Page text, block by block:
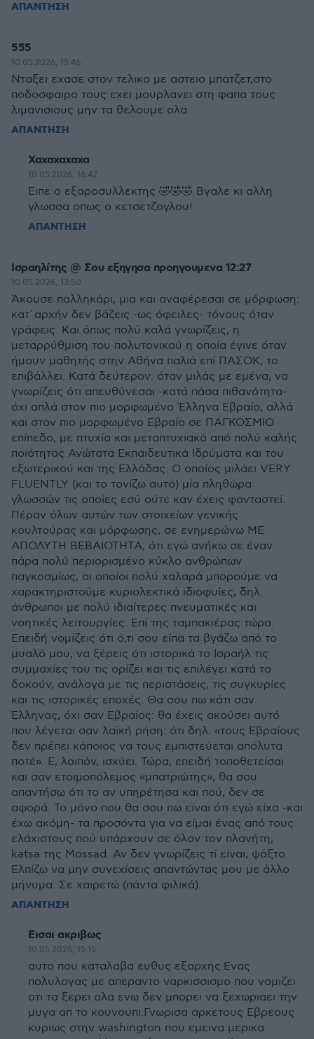
ΑΠΑΝΤΗΣΗ
555
10.05.2026, 15:46
Νταξει εχασε στον τελικο με αστειο μπατζετ,στο
ποδοσφαιρο τους εχει μουρλανει στη φαπα τους
λιμανισιους μην τα θελουμε ολα
ΑΠΑΝΤΗΣΗ
Χαχαχαχαχα
10.05.2026, 16:42
Ειπε ο εξαροσυλλεκτης 🤣🤣🤣 Βγαλε κι αλλη
γλωσσα οπως ο κετσετζογλου!
ΑΠΑΝΤΗΣΗ
Ισραηλίτης @ Σου εξηγησα προηγουμενα 12:27
10.05.2026, 13:50
Άκουσε παλληκάρι, μια και αναφέρεσαι σε μόρφωση:
κατ´αρχήν δεν βάζεις -ως όφειλες- τόνους όταν
γράφεις. Και όπως πολύ καλά γνωρίζεις, η
μεταρρύθμιση του πολυτονικού η οποία έγινε όταν
ήμουν μαθητής στην Αθήνα παλιά επί ΠΑΣΟΚ, το
επιβάλλει. Κατά δεύτερον: όταν μιλάς με εμένα, να
γνωρίζεις ότι απευθύνεσαι -κατά πάσα πιθανότητα-
όχι απλά στον πιο μορφωμένο Έλληνα Εβραίο, αλλά
και στον πιο μορφωμένο Εβραίο σε ΠΑΓΚΟΣΜΙΟ
επίπεδο, με πτυχία και μεταπτυχιακά από πολύ καλής
ποιότητας Ανώτατα Εκπαιδευτικά Ιδρύματα και του
εξωτερικού και της Ελλάδας. Ο οποίος μιλάει VERY
FLUENTLY (και το τονίζω αυτό) μία πληθώρα
γλωσσών τις οποίες εσύ ούτε καν έχεις φανταστεί.
Πέραν όλων αυτών των στοιχείων γενικής
κουλτούρας και μόρφωσης, σε ενημερώνω ΜΕ
ΑΠΟΛΥΤΗ ΒΕΒΑΙΟΤΗΤΑ, ότι εγώ ανήκω σε έναν
πάρα πολύ περιορισμένο κύκλο ανθρώπων
παγκοσμίως, οι οποίοι πολύ χαλαρά μπορούμε να
χαρακτηριστούμε κυριολεκτικά ιδιοφυΐες, δηλ.
άνθρωποι με πολύ ιδιαίτερες πνευματικές και
νοητικές λειτουργίες. Επί της ταμπακιέρας τώρα.
Επειδή νομίζεις ότι ό,τι σου είπα τα βγάζω από το
μυαλό μου, να ξέρεις ότι ιστορικά το Ισραήλ τις
συμμαχίες του τις ορίζει και τις επιλέγει κατά το
δοκούν, ανάλογα με τις περιστάσεις, τις συγκυρίες
και τις ιστορικές εποχές. Θα σου πω κάτι σαν
Έλληνας, όχι σαν Εβραίος: θα έχεις ακούσει αυτό
που λέγεται σαν λαϊκή ρήση: ότι δηλ. «τους Εβραίους
δεν πρέπει κάποιος να τους εμπιστεύεται απόλυτα
ποτέ». Ε, λοιπόν, ισχύει. Τώρα, επειδή τοποθετείσαι
και σαν ετοιμοπόλεμος «μπατριώτης», θα σου
απαντήσω ότι το αν υπηρέτησα και πού, δεν σε
αφορά. Το μόνο που θα σου πω είναι ότι εγώ είχα -και
έχω ακόμη- τα προσόντα για να είμαι ένας από τους
ελάχιστους πού υπάρχουν σε όλον τον πλανήτη,
katsa της Mossad. Αν δεν γνωρίζεις τί είναι, ψάξτο.
Ελπίζω να μην συνεχίσεις απαντώντας μου με άλλο
μήνυμα. Σε χαιρετώ (πάντα φιλικά).
ΑΠΑΝΤΗΣΗ
Εισαι ακριβως
10.05.2026, 15:15
αυτο που καταλαβα ευθυς εξαρχης.Ενας
πολυλογας με απεραντο ναρκισσισμο που νομιζει
οτι τα ξερει ολα ενω δεν μπορει να ξεχωριαει την
μυγα απ το κουνουπι.Γνωρισα αρκετους Εβρεους
κυριως στην washington που εμεινα μερικα